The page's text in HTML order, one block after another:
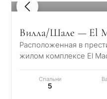
1 / 8
Вилла/Шале — El
Расположенная в
жилом комплексе El
Спальни
5